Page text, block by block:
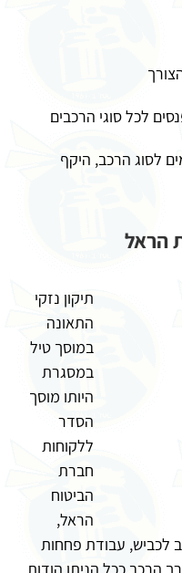
לכל סוגי הרכבים
לסוג הרכב, היקף
הראל
תיקון נזקי
התאונה
במוסך טיל
במסגרת
היותו מוסך
הסדר
ללקוחות
חברת
הביטוח
הראל,
לכביש, עבודת פחחות